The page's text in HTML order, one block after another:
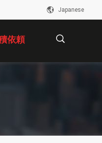
Japanese
依頼